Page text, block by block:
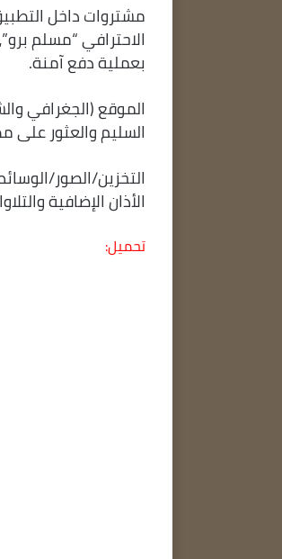
مشتروات داخل
الاحترافي “مسلم
بعملية دفع آمنة.
الموقع (الجغرافي
السليم والعثور على
التخزين/الصور/
الأذان الإضافية
تحميل: